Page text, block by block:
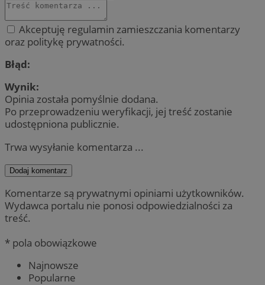
Akceptuję regulamin zamieszczania komentarzy
oraz politykę prywatności.
Błąd:
Wynik:
Opinia została pomyślnie dodana.
Po przeprowadzeniu weryfikacji, jej treść zostanie
udostępniona publicznie.
Trwa wysyłanie komentarza ...
Dodaj komentarz
Komentarze są prywatnymi opiniami użytkowników.
Wydawca portalu nie ponosi odpowiedzialności za
treść.
* pola obowiązkowe
Najnowsze
Popularne